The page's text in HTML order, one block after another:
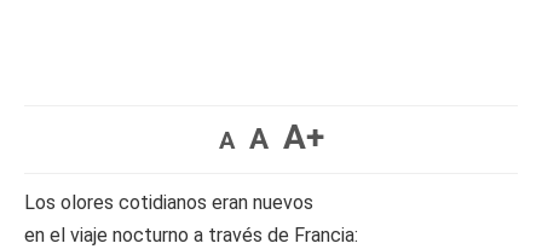
A A A+
Los olores cotidianos eran nuevos
en el viaje nocturno a través de Francia: